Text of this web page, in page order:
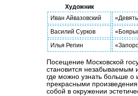
Художник
Иван Айвазовский
Василий Сурков
Илья Репин
Посещение Московской
становится незабываемым
где можно узнать больше о
прекрасными
собой в окружении